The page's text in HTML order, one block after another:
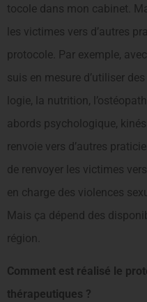
tocole dans mon cabinet.
les victimes vers d’autres
protocole. Par exemple,
suis en mesure d’utiliser
logie, la nutrition,
abords psychologique,
renvoie vers d’autres
de renvoyer les victimes
en charge des violences
Mais ça dépend des
région.
Comment est réalisé le
thérapeutiques ?